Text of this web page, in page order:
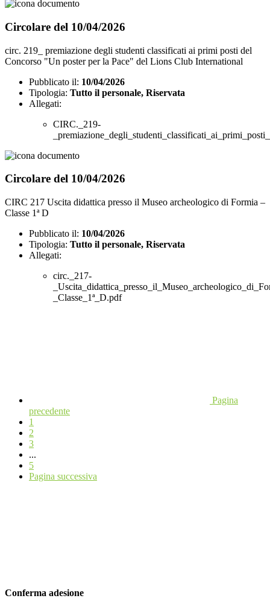
Circolare del 10/04/2026
circ. 219_ premiazione degli studenti classificati ai primi posti del
Concorso "Un poster per la Pace" del Lions Club International
Pubblicato il: 10/04/2026
Tipologia: Tutto il personale, Riservata
Allegati:
CIRC._219-
Circolare del 10/04/2026
CIRC 217 Uscita didattica presso il Museo archeologico di Formia –
Classe 1ª D
Pubblicato il: 10/04/2026
Tipologia: Tutto il personale, Riservata
Allegati:
circ._217-
_Classe_1ª_D.pdf
Pagina
precedente
1
2
3
...
5
Pagina successiva
Conferma adesione